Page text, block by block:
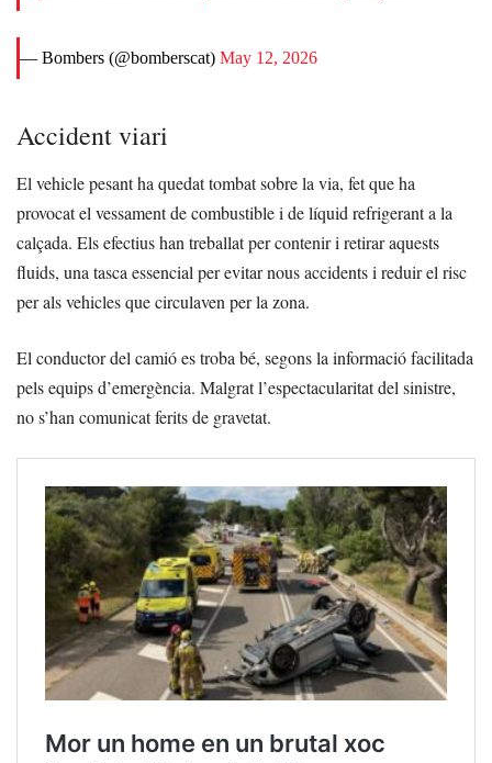
— Bombers (@bomberscat) May 12, 2026
Accident viari
El vehicle pesant ha quedat tombat sobre la via, fet que ha
provocat el vessament de combustible i de líquid refrigerant a la
calçada. Els efectius han treballat per contenir i retirar aquests
fluids, una tasca essencial per evitar nous accidents i reduir el risc
per als vehicles que circulaven per la zona.
El conductor del camió es troba bé, segons la informació facilitada
pels equips d’emergència. Malgrat l’espectacularitat del sinistre,
no s’han comunicat ferits de gravetat.